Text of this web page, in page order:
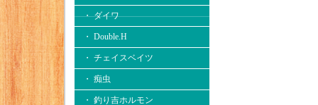
・ ダイワ
・ Double.H
・ チェイスベイツ
・ 痴虫
・ 釣り吉ホルモン